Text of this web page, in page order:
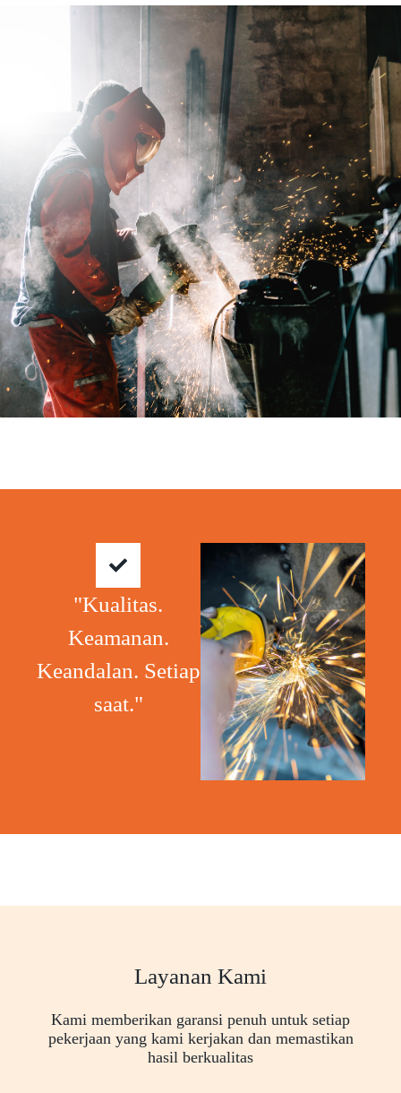
"Kualitas.
Keamanan.
Keandalan. Setiap
saat."
Layanan Kami
Kami memberikan garansi penuh untuk setiap
pekerjaan yang kami kerjakan dan memastikan
hasil berkualitas